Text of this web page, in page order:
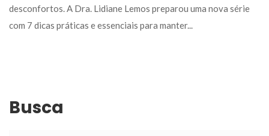
desconfortos. A Dra. Lidiane Lemos preparou uma nova série
com 7 dicas práticas e essenciais para manter...
Busca